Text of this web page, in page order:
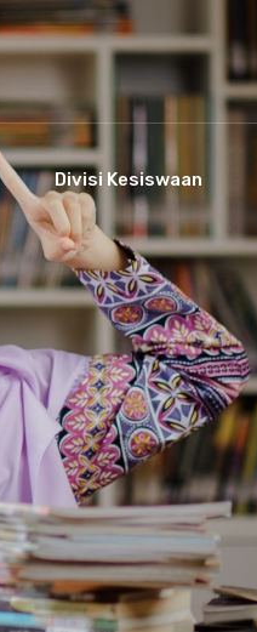
Divisi Kesiswaan